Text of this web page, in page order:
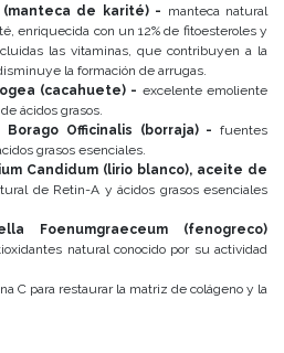
(manteca de karité) - manteca natural
enriquecida con un 12% de fitoesteroles y
las vitaminas, que contribuyen a la
la formación de arrugas.
(cacahuete) - excelente emoliente
ácidos grasos.
Officinalis (borraja) - fuentes
grasos esenciales.
Candidum (lirio blanco), aceite de
de Retin-A y ácidos grasos esenciales
Foenumgraeceum (fenogreco)
natural conocido por su actividad
C para restaurar la matriz de colágeno y la